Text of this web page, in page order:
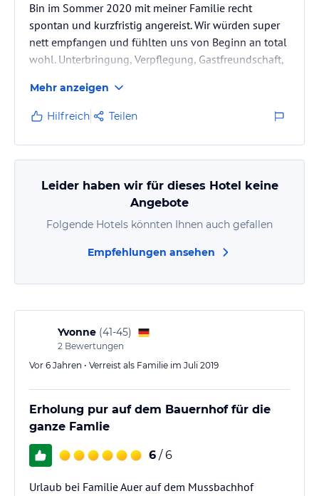
Bin im Sommer 2020 mit meiner Familie recht
spontan und kurzfristig angereist. Wir würden super
nett empfangen und fühlten uns von Beginn an total
wohl. Unterbringung, Verpflegung, Gastfreundschaft,
Mehr anzeigen
Hilfreich Teilen
Leider haben wir für dieses Hotel keine
Angebote
Folgende Hotels könnten Ihnen auch gefallen
Empfehlungen ansehen
Yvonne (41-45)
2 Bewertungen
Vor 6 Jahren • Verreist als Familie im Juli 2019
Erholung pur auf dem Bauernhof für die
ganze Famlie
6 / 6
Urlaub bei Familie Auer auf dem Mussbachhof